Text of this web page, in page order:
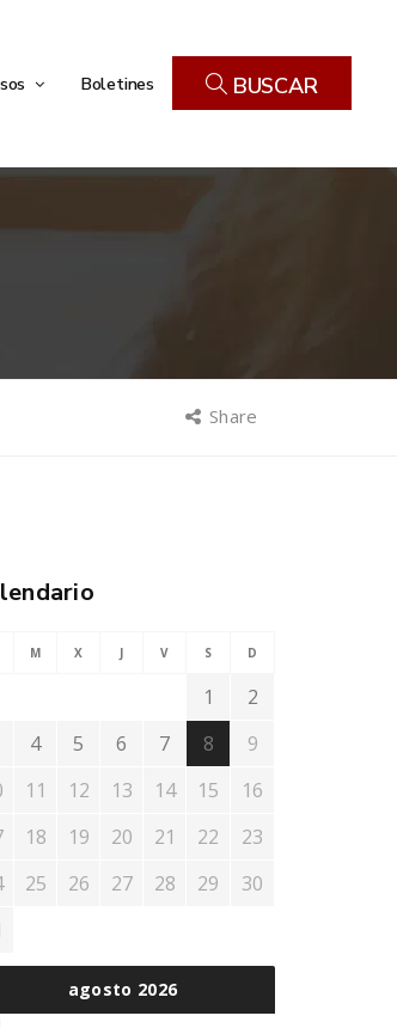
Boletines BUSCAR
Share
agosto 2026
M X J V S D
1
2
4 5 6 7 8
9
11 12 13 14 15
16
18 19 20 21 22
23
25 26 27 28 29
30